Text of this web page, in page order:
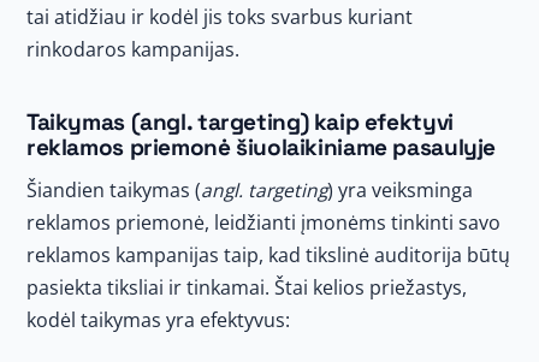
tai atidžiau ir kodėl jis toks svarbus kuriant
rinkodaros kampanijas.
Taikymas (angl. targeting) kaip efektyvi
reklamos priemonė šiuolaikiniame pasaulyje
Šiandien taikymas (angl. targeting) yra veiksminga
reklamos priemonė, leidžianti įmonėms tinkinti savo
reklamos kampanijas taip, kad tikslinė auditorija būtų
pasiekta tiksliai ir tinkamai. Štai kelios priežastys,
kodėl taikymas yra efektyvus: